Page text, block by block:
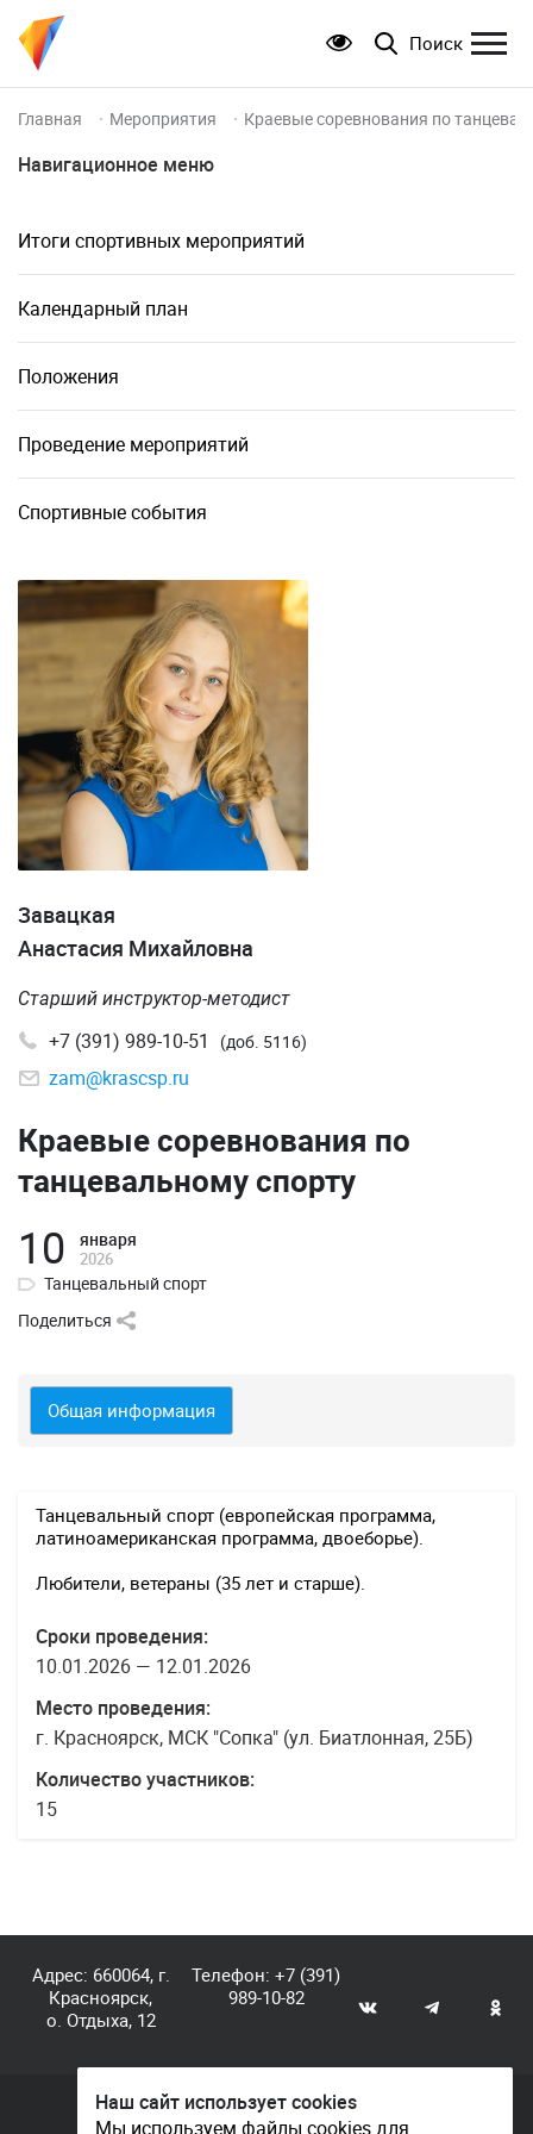
Поиск
Главная Мероприятия Краевые соревнования по
Навигационное меню
Итоги спортивных мероприятий
Календарный план
Положения
Проведение мероприятий
Спортивные события
Завацкая
Анастасия Михайловна
Старший инструктор-методист
+7 (391) 989-10-51 (доб. 5116)
zam@krascsp.ru
Краевые соревнования по
танцевальному спорту
10 января
2026
Танцевальный спорт
Поделиться
Общая информация
Танцевальный спорт (европейская программа,
латиноамериканская программа, двоеборье).
Любители, ветераны (35 лет и старше).
Сроки проведения:
10.01.2026 — 12.01.2026
Место проведения:
г. Красноярск, МСК "Сопка" (ул. Биатлонная, 25Б)
Количество участников:
15
Адрес: 660064, г.
Красноярск,
о. Отдыха, 12
Телефон:+7 (391)
989-10-82
© КГАУ «Центр спортивной подготовки», 2026
Наш сайт использует cookies
Мы используем файлы cookies для